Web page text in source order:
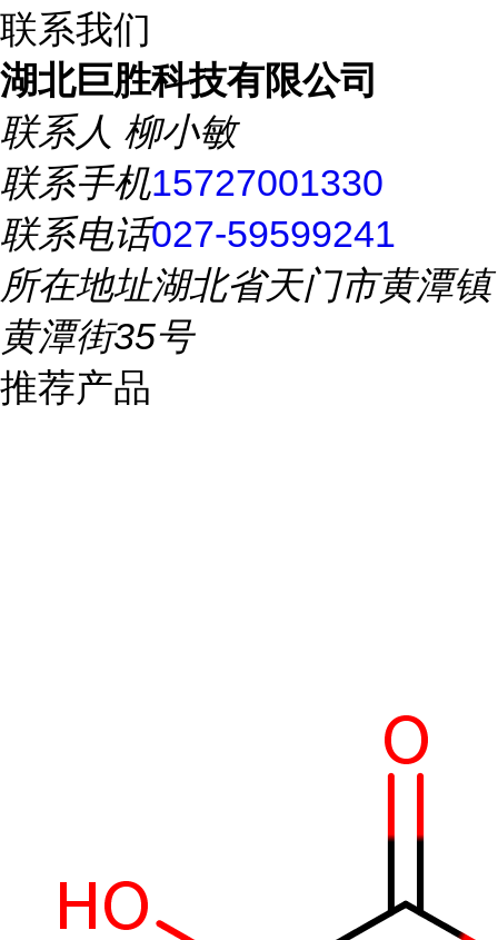
联系我们
湖北巨胜科技有限公司
联系人 柳小敏
联系手机15727001330
联系电话027-59599241
所在地址湖北省天门市黄潭镇
黄潭街35号
推荐产品